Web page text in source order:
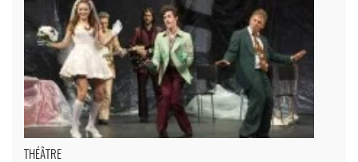
THÉÂTRE